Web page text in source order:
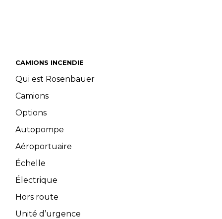
CAMIONS INCENDIE
Qui est Rosenbauer
Camions
Options
Autopompe
Aéroportuaire
Échelle
Électrique
Hors route
Unité d’urgence